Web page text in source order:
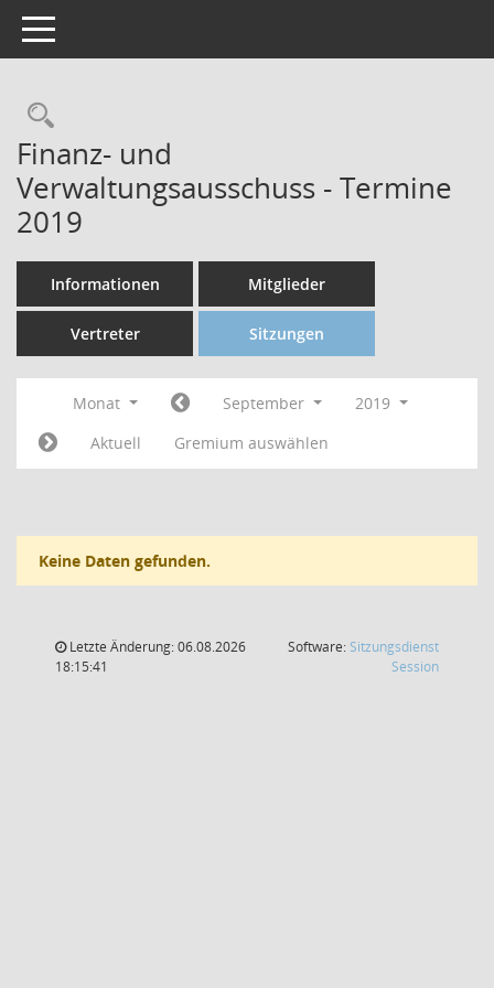
Toggle navigation
Finanz- und
Verwaltungsausschuss - Termine
2019
Informationen Mitglieder
Vertreter Sitzungen
Monat September
2019
Aktuell
Gremium auswählen
Keine Daten gefunden.
Letzte Änderung: 06.08.2026
18:15:41
Software: Sitzungsdienst
Session(Wird in